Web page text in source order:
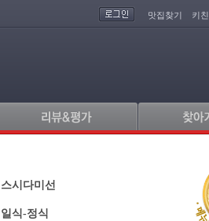
맛집찾기 키친
스시다미선
일식-정식